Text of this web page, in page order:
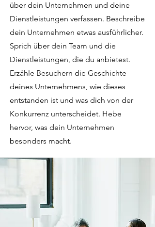
über dein Unternehmen und deine
Dienstleistungen verfassen. Beschreibe
dein Unternehmen etwas ausführlicher.
Sprich über dein Team und die
Dienstleistungen, die du anbietest.
Erzähle Besuchern die Geschichte
deines Unternehmens, wie dieses
entstanden ist und was dich von der
Konkurrenz unterscheidet. Hebe
hervor, was dein Unternehmen
besonders macht.